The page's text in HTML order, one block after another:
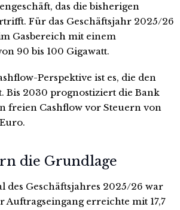
das die bisherigen
Für das Geschäftsjahr 2025/26
Gasbereich mit einem
90 bis 100 Gigawatt.
Perspektive ist es, die den
Bis 2030 prognostiziert die Bank
freien Cashflow vor Steuern von
die Grundlage
des Geschäftsjahres 2025/26 war
Auftragseingang erreichte mit 17,7